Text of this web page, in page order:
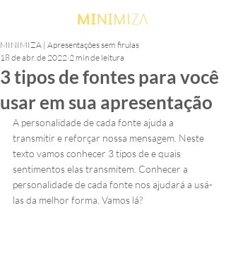
3 tipos de fontes para você
usar em sua apresentação
MINIMIZA | Apresentações sem firulas
18 de abr. de 2022 2 min de leitura
A personalidade de cada fonte ajuda a
transmitir e reforçar nossa mensagem. Neste
texto vamos conhecer 3 tipos de e quais
sentimentos elas transmitem. Conhecer a
personalidade de cada fonte nos ajudará a usá-
las da melhor forma. Vamos lá?